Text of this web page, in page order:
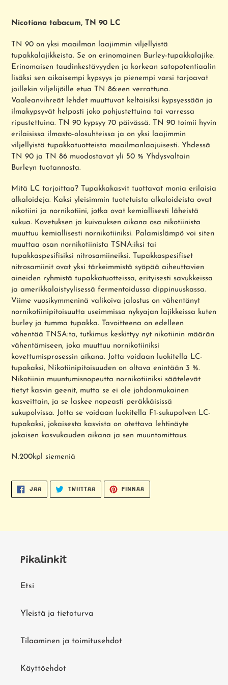
lisääminen
Nicotiana tabacum, TN 90 LC
TN 90 on yksi maailman laajimmin viljellyistä
tupakkalajikkeista. Se on erinomainen Burley-tupakkalajike.
Erinomaisen taudinkestävyyden ja korkean satopotentiaalin
lisäksi sen aikaisempi kypsyys ja pienempi varsi tarjoavat
joillekin viljelijöille etua TN 86:een verrattuna.
Vaaleanvihreät lehdet muuttuvat keltaisiksi kypsyessään ja
ilmakypsyvät helposti joko pohjustettuina tai varressa
ripustettuina. TN 90 kypsyy 70 päivässä. TN 90 toimii hyvin
erilaisissa ilmasto-olosuhteissa ja on yksi laajimmin
viljellyistä tupakkatuotteista maailmanlaajuisesti. Yhdessä
TN 90 ja TN 86 muodostavat yli 50 % Yhdysvaltain
Burleyn tuotannosta.
Mitä LC tarjoittaa? Tupakkakasvit tuottavat monia erilaisia
​​alkaloideja. Kaksi yleisimmin tuotetuista alkaloideista ovat
nikotiini ja nornikotiini, jotka ovat kemiallisesti läheistä
sukua. Kovetuksen ja kuivauksen aikana osa nikotiinista
muuttuu kemiallisesti nornikotiiniksi. Palamislämpö voi siten
muuttaa osan nornikotiinista TSNA:iksi tai
tupakkaspesifisiksi nitrosamiineiksi. Tupakkaspesifiset
nitrosamiinit ovat yksi tärkeimmistä syöpää aiheuttavien
aineiden ryhmistä tupakkatuotteissa, erityisesti savukkeissa
ja amerikkalaistyylisessä fermentoidussa dippinuuskassa.
Viime vuosikymmeninä valikoiva jalostus on vähentänyt
nornikotiinipitoisuutta useimmissa nykyajan lajikkeissa kuten
burley ja tumma tupakka. Tavoitteena on edelleen
vähentää TNSA:ta, tutkimus keskittyy nyt nikotiinin määrän
vähentämiseen, joka muuttuu nornikotiiniksi
kovettumisprosessin aikana. Jotta voidaan luokitella LC-
tupakaksi, Nikotiinipitoisuuden on oltava enintään 3 %.
Nikotiinin muuntumisnopeutta nornikotiiniksi säätelevät
tietyt kasvin geenit, mutta se ei ole johdonmukainen
kasveittain, ja se laskee nopeasti peräkkäisissä
sukupolvissa. Jotta se voidaan luokitella F1-sukupolven LC-
tupakaksi, jokaisesta kasvista on otettava lehtinäyte
jokaisen kasvukauden aikana ja sen muuntomittaus.
N.200kpl siemeniä
JAA
FACEBOOKISSA
TWIITTAA TWIITTAA
TWITTERISSÄ
PINNAA
Pikalinkit
Etsi
Yleistä ja tietoturva
Tilaaminen ja toimitusehdot
Käyttöehdot